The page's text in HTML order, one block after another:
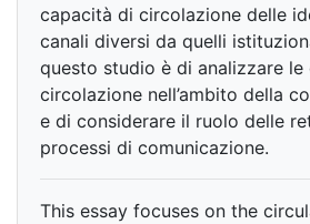
capacità di circolazione delle
canali diversi da quelli
questo studio è di analizzare
circolazione nell’ambito della
e di considerare il ruolo delle
processi di comunicazione.
This essay focuses on the